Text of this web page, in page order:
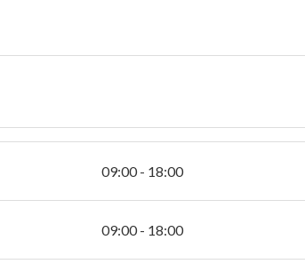
09:00 - 18:00
09:00 - 18:00